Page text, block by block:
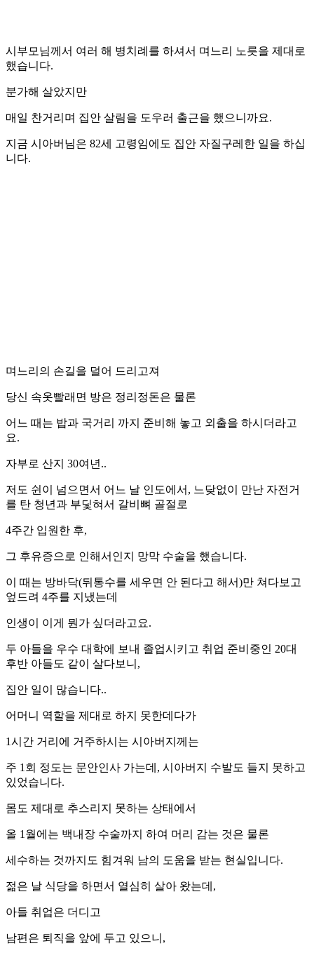
시부모님께서 여러 해 병치례를 하셔서 며느리 노릇을 제대로
했습니다.
분가해 살았지만
매일 찬거리며 집안 살림을 도우러 출근을 했으니까요.
지금 시아버님은 82세 고령임에도 집안 자질구레한 일을 하십
니다.
며느리의 손길을 덜어 드리고져
당신 속옷빨래면 방은 정리정돈은 물론
어느 때는 밥과 국거리 까지 준비해 놓고 외출을 하시더라고
요.
자부로 산지 30여년..
저도 쉰이 넘으면서 어느 날 인도에서, 느닺없이 만난 자전거
를 탄 청년과 부딫혀서 갈비뼈 골절로
4주간 입원한 후,
그 후유증으로 인해서인지 망막 수술을 했습니다.
이 때는 방바닥(뒤통수를 세우면 안 된다고 해서)만 쳐다보고
엎드려 4주를 지냈는데
인생이 이게 뭔가 싶더라고요.
두 아들을 우수 대학에 보내 졸업시키고 취업 준비중인 20대
후반 아들도 같이 살다보니,
집안 일이 많습니다..
어머니 역할을 제대로 하지 못한데다가
1시간 거리에 거주하시는 시아버지께는
주 1회 정도는 문안인사 가는데, 시아버지 수발도 들지 못하고
있었습니다.
몸도 제대로 추스리지 못하는 상태에서
올 1월에는 백내장 수술까지 하여 머리 감는 것은 물론
세수하는 것까지도 힘겨워 남의 도움을 받는 현실입니다.
젊은 날 식당을 하면서 열심히 살아 왔는데,
아들 취업은 더디고
남편은 퇴직을 앞에 두고 있으니,